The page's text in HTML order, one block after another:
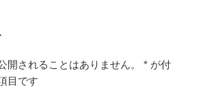
開されることはありません。 * が付
目です